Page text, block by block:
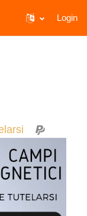
Login